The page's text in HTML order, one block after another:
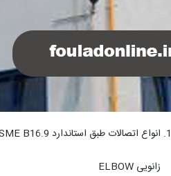
انواع اتصالات طبق استاندارد ASME B16.9 شامل:
زانویی ELBOW